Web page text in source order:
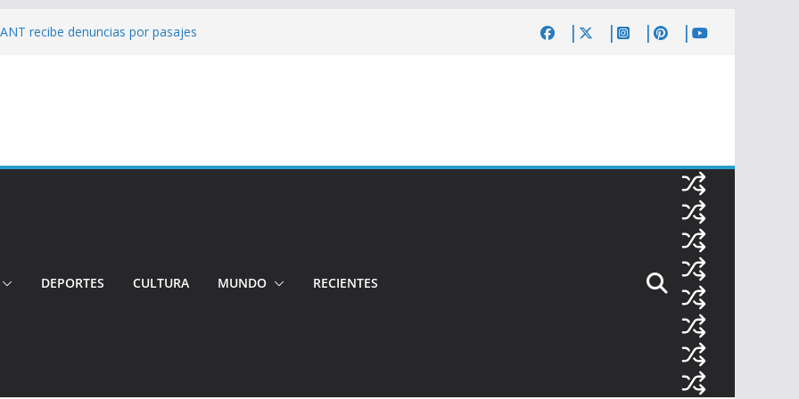
recibe denuncias por pasajes
Dos jóvenes quiteños desaparecen
irregulares fueron detectados en el
DEPORTES CULTURA MUNDO RECIENTES